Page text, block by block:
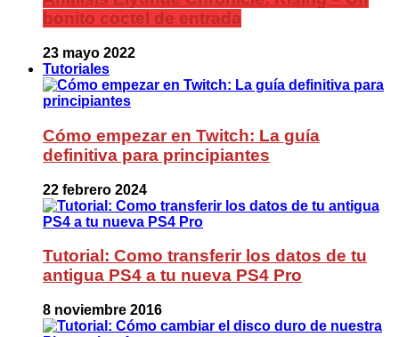
bonito coctel de entrada
23 mayo 2022
Tutoriales
Cómo empezar en Twitch: La guía
definitiva para principiantes
22 febrero 2024
Tutorial: Como transferir los datos de tu
antigua PS4 a tu nueva PS4 Pro
8 noviembre 2016